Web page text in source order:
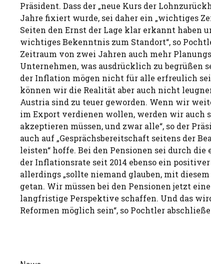
Präsident. Dass der „neue Kurs der
Jahre fixiert wurde, sei daher ein „wichtiges
Seiten den Ernst der Lage klar erkannt haben
wichtiges Bekenntnis zum Standort“, so
Zeitraum von zwei Jahren auch mehr
Unternehmen, was ausdrücklich zu begrüßen
der Inflation mögen nicht für alle erfreulich
können wir die Realität aber auch nicht
Austria sind zu teuer geworden. Wenn wir
im Export verdienen wollen, werden wir auch
akzeptieren müssen, und zwar alle“, so der
auch auf „Gesprächsbereitschaft seitens der
leisten“ hoffe. Bei den Pensionen sei durch die
der Inflationsrate seit 2014 ebenso ein
allerdings „sollte niemand glauben, mit
getan. Wir müssen bei den Pensionen jetzt
langfristige Perspektive schaffen. Und das
Reformen möglich sein“, so Pochtler